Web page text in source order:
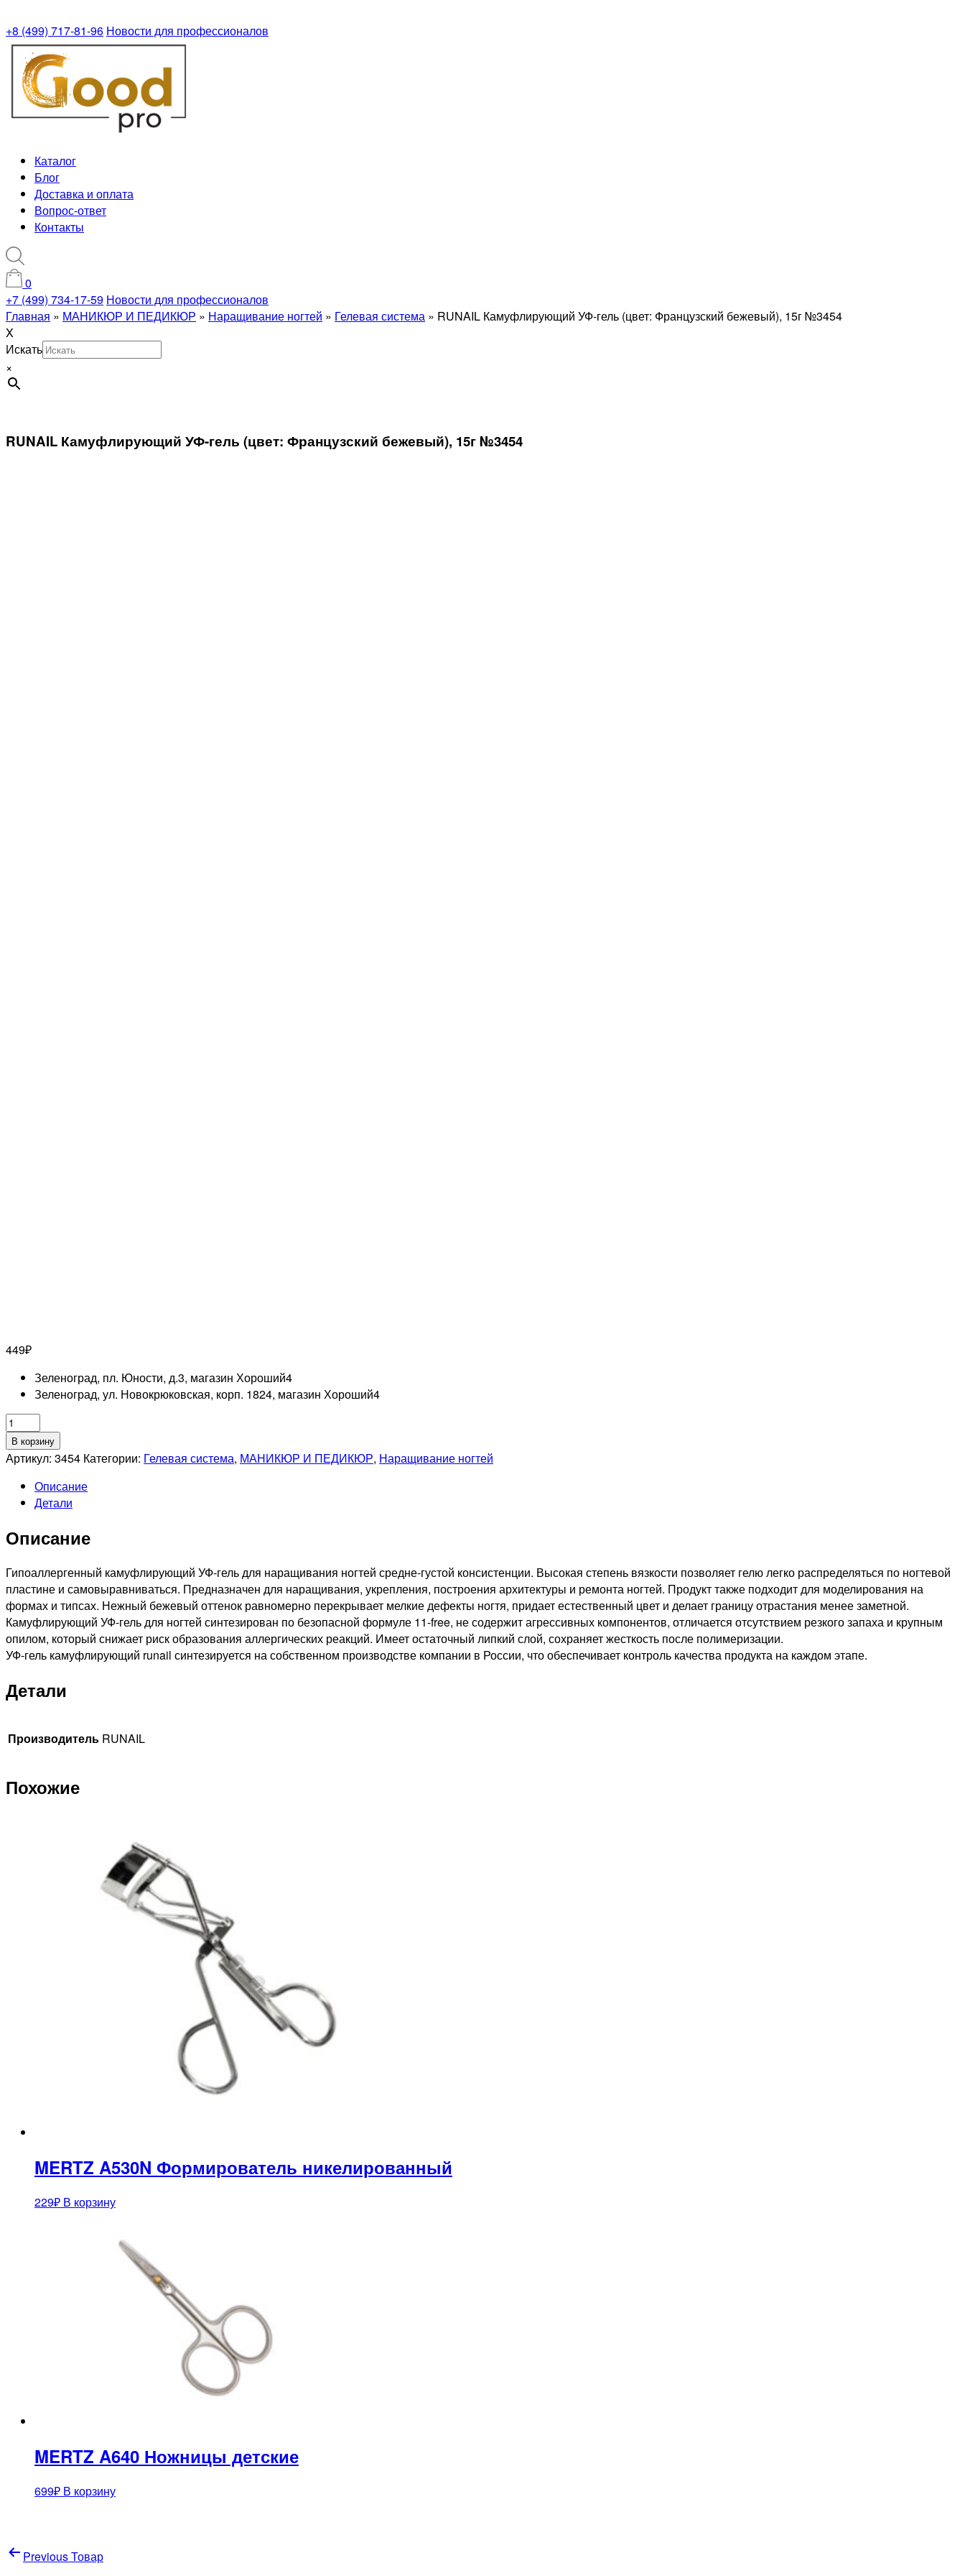
+8 (499) 717-81-96 Новости для профессионалов
Каталог
Блог
Доставка и оплата
Вопрос-ответ
Контакты
0
+7 (499) 734-17-59 Новости для профессионалов
Главная » МАНИКЮР И ПЕДИКЮР » Наращивание ногтей » Гелевая система » RUNAIL Камуфлирующий УФ-гель (цвет: Французский бежевый), 15г №3454
X
Искать
×
RUNAIL Камуфлирующий УФ-гель (цвет: Французский бежевый), 15г №3454
449₽
Зеленоград, пл. Юности, д.3, магазин Хороший4
Зеленоград, ул. Новокрюковская, корп. 1824, магазин Хороший4
Количество
товара
RUNAIL
УФ-
гель
Французский
15г
№3454
В корзину
Артикул: 3454 Категории: Гелевая система, МАНИКЮР И ПЕДИКЮР, Наращивание ногтей
Описание
Детали
Описание
Гипоаллергенный камуфлирующий УФ-гель для наращивания ногтей средне-густой консистенции. Высокая степень вязкости позволяет гелю легко распределяться по ногтевой
пластине и самовыравниваться. Предназначен для наращивания, укрепления, построения архитектуры и ремонта ногтей. Продукт также подходит для моделирования на
формах и типсах. Нежный бежевый оттенок равномерно перекрывает мелкие дефекты ногтя, придает естественный цвет и делает границу отрастания менее заметной.
Камуфлирующий УФ-гель для ногтей синтезирован по безопасной формуле 11-free, не содержит агрессивных компонентов, отличается отсутствием резкого запаха и крупным
опилом, который снижает риск образования аллергических реакций. Имеет остаточный липкий слой, сохраняет жесткость после полимеризации.
УФ-гель камуфлирующий runail синтезируется на собственном производстве компании в России, что обеспечивает контроль качества продукта на каждом этапе.
Детали
Производитель RUNAIL
Похожие
MERTZ A530N Формирователь никелированный
229₽ В корзину
MERTZ A640 Ножницы детские
699₽ В корзину
Навигация
Previous Товар